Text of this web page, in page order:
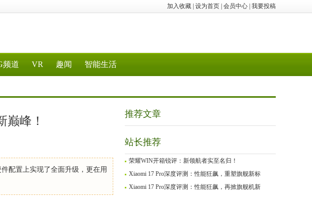
加入收藏 设为首页 会员中心 我要投稿
频道 VR 趣闻 智能生活
巅峰！
配置上实现了全面升级，更在用
推荐文章
站长推荐
荣耀WIN开箱锐评：新领航者实至名归！
Xiaomi 17 Pro深度评测：性能狂飙，重塑旗舰新标
Xiaomi 17 Pro深度评测：性能狂飙，再掀旗舰机新